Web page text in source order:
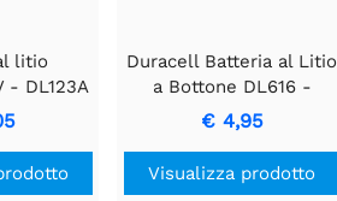
litio
- DL123A
Duracell Batteria al Litio
a Bottone DL616 -
Energia 3V per Piccoli
Dispositivi
€ 4,95
Visualizza prodotto